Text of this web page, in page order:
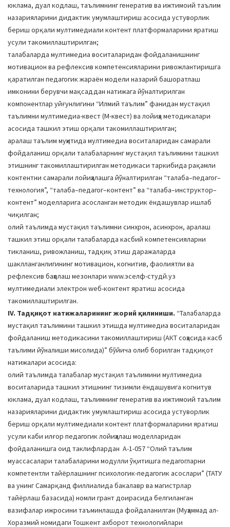
юклама, дуал кодлаш, таълимнинг генератив ва ижтимоий таълим
назарияларини дидактик умумлаштириш асосида устуворлик
бериш орқали мултимедиали контент платформаларини яратиш
усули такомиллаштирилган;
талабаларда мултимедиа воситаларидан фойдаланишнинг
мотивацион ва рефлексив компетенсияларини ривожлантиришга
қаратилган педагогик жараён модели назарий башоратлаш
имконини берувчи мақсаддан натижага йўналтирилган
компонентлар уйғунлигини “Илмий таълим” фанидан мустақил
таълимни мултимедиа-квест (М-квест) ва лойиҳа методикалари
асосида ташкил этиш орқали такомиллаштирилган;
аралаш таълим муҳитида мултимедиа воситаларидан самарали
фойдаланиш орқали талабаларнинг мустақил таълимини ташкил
этишнинг такомиллаштирилган методикаси таркибида рақамли
контентни самарали лойиҳалашга йўналтирилган “талаба–педагог–
технология”, “талаба–педагог–контент” ва “талаба–инструктор–
контент” моделларига асосланган методик ёндашувлар ишлаб
чиқилган;
олий таълимда мустақил таълимни синхрон, асинхрон, аралаш
ташкил этиш орқали талабаларда касбий компетенсияларни
тикланиш, ривожланиш, тадқиқ этиш даражаларда
шаклланганлигининг мотивацион, когнитив, фаолиятли ва
рефлексив баҳолаш мезонлари www.эселф-студй.уз
мултимедиали электрон wеб-контент яратиш асосида
такомиллаштирилган.
IV. Тадқиқот натижаларининг жорий қилиниши. “Талабаларда
мустақил таълимини ташкил этишда мултимедиа воситаларидан
фойдаланиш методикасини такомиллаштириш (АКТ соҳасида касб
таълими йўналиши мисолида)” бўйича олиб борилган тадқиқот
натижалари асосида:
олий таълимда талабалар мустақил таълимини мултимедиа
воситаларида ташкил этишнинг тизимли ёндашувига когнитув
юклама, дуал кодлаш, таълимнинг генератив ва ижтимоий таълим
назарияларини дидактик умумлаштириш асосида устуворлик
бериш орқали мултимедиали контент платформаларини яратиш
усули каби илғор педагогик лойиҳалаш моделларидан
фойдаланишга оид таклифлардан А-1-057 “Олий таълим
муассасалари талабаларини модулли ўқитишга педагогларни
компетентли тайёрлашнинг психологик-педагогик асослари” (ТАТУ
ва унинг Самарқанд филлиалида бакалавр ва магистрлар
тайёрлаш базасида) номли грант доирасида белгиланган
вазифалар ижросини таъминлашда фойдаланилган (Муҳаммад ал-
Хоразмий номидаги Тошкент ахборот технологийлари